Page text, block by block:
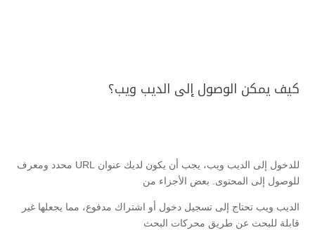
كيف يمكن الوصول إلى الديب ويب؟
للدخول إلى الديب ويب، يجب أن يكون لديك عنوان URL محدد ومعرف
للوصول إلى المحتوى. بعض الأجزاء من
الديب ويب تحتاج إلى تسجيل دخول أو اشتراك مدفوع، مما يجعلها غير
قابلة للبحث عن طريق محركات البحث